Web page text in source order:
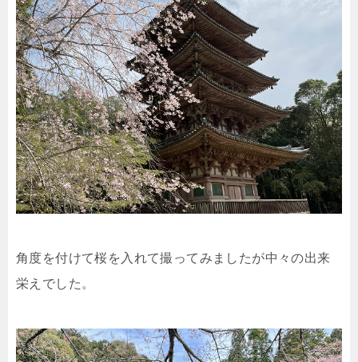
角度を付けて桜を入れて撮ってみましたが中々の出来
栄えでした。